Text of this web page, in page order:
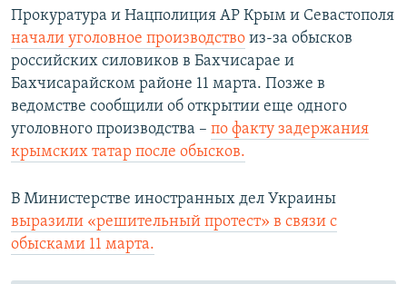
д
ы
д
у
щ
и
й
л
а
й
д
д
у
ю
щ
и
й
с
а
й
д
Прокуратура и Нацполиция АР Крым и Севастополя
начали уголовное производство из-за обысков
российских силовиков в Бахчисарае и
Бахчисарайском районе 11 марта. Позже в
ведомстве сообщили об открытии еще одного
уголовного производства – по факту задержания
крымских татар после обысков.
В Министерстве иностранных дел Украины
выразили «решительный протест» в связи с
обысками 11 марта.